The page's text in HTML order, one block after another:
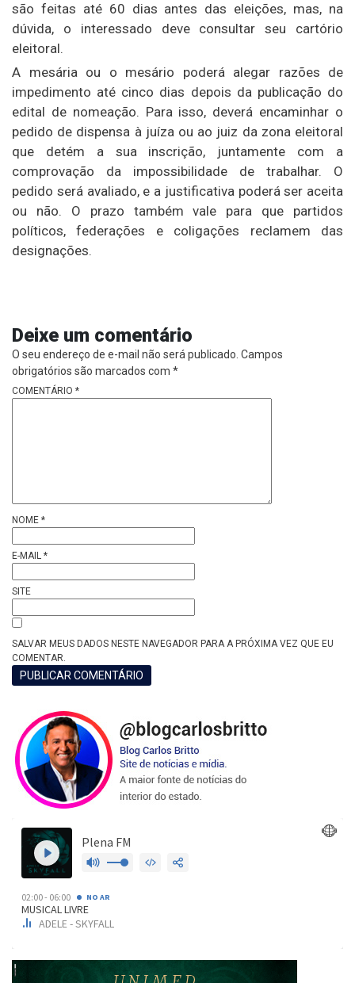
são feitas até 60 dias antes das eleições, mas, na
dúvida, o interessado deve consultar seu cartório
eleitoral.
A mesária ou o mesário poderá alegar razões de
impedimento até cinco dias depois da publicação do
edital de nomeação. Para isso, deverá encaminhar o
pedido de dispensa à juíza ou ao juiz da zona eleitoral
que detém a sua inscrição, juntamente com a
comprovação da impossibilidade de trabalhar. O
pedido será avaliado, e a justificativa poderá ser aceita
ou não. O prazo também vale para que partidos
políticos, federações e coligações reclamem das
designações.
Deixe um comentário
O seu endereço de e-mail não será publicado. Campos
obrigatórios são marcados com *
COMENTÁRIO *
NOME *
E-MAIL *
SITE
SALVAR MEUS DADOS NESTE NAVEGADOR PARA A PRÓXIMA VEZ QUE EU
COMENTAR.